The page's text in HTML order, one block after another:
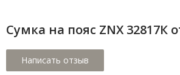
Сумка на пояс ZNX 32817К